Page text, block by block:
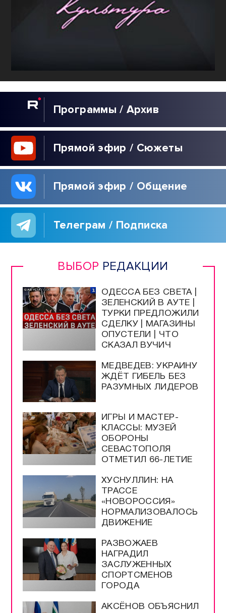
Программы / Архив
Прямой эфир / Сюжеты
Прямой эфир / Общение
Телеграм / Подписка
ВЫБОР РЕДАКЦИИ
ОДЕССА БЕЗ СВЕТА |
ЗЕЛЕНСКИЙ В АУТЕ |
ТУРКИ ПРЕДЛОЖИЛИ
СДЕЛКУ | МАГАЗИНЫ
ОПУСТЕЛИ | ЧТО
СКАЗАЛ ВУЧИЧ
МЕДВЕДЕВ: УКРАИНУ
ЖДЁТ ГИБЕЛЬ БЕЗ
РАЗУМНЫХ ЛИДЕРОВ
ИГРЫ И МАСТЕР-
КЛАССЫ: МУЗЕЙ
ОБОРОНЫ
СЕВАСТОПОЛЯ
ОТМЕТИЛ 66-ЛЕТИЕ
ХУСНУЛЛИН: НА
ТРАССЕ
«НОВОРОССИЯ»
НОРМАЛИЗОВАЛОСЬ
ДВИЖЕНИЕ
РАЗВОЖАЕВ
НАГРАДИЛ
ЗАСЛУЖЕННЫХ
СПОРТСМЕНОВ
ГОРОДА
АКСЁНОВ ОБЪЯСНИЛ